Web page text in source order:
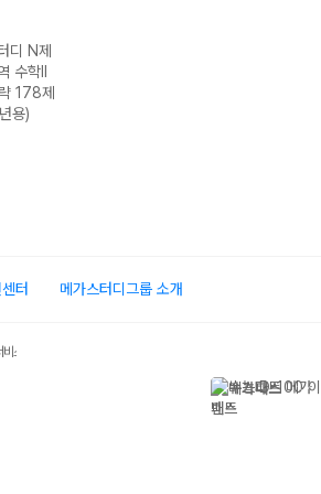
디 N제
수학II
178제
용)
터 메가스터디그룹 소개
비스 가입사실 확인